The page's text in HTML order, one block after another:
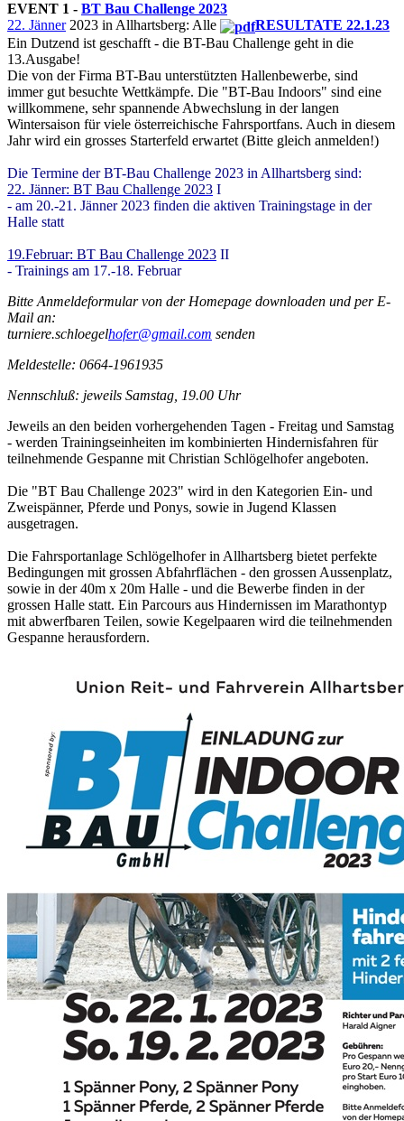
EVENT 1 - BT Bau Challenge 2023
22. Jänner2023 in Allhartsberg: Alle
RESULTATE 22.1.23
Ein Dutzend ist geschafft - die BT-Bau Challenge geht in die
13.Ausgabe!
Die von der Firma BT-Bau unterstützten Hallenbewerbe, sind
immer gut besuchte Wettkämpfe. Die "BT-Bau Indoors" sind eine
willkommene, sehr spannende Abwechslung in der langen
Wintersaison für viele österreichische Fahrsportfans. Auch in diesem
Jahr wird ein grosses Starterfeld erwartet (Bitte gleich anmelden!)
Die Termine der BT-Bau Challenge 2023 in Allhartsberg sind:
22. Jänner: BT Bau Challenge 2023 I
- am 20.-21. Jänner 2023 finden die aktiven Trainingstage in der
Halle statt
19.Februar: BT Bau Challenge 2023 II
- Trainings am 17.-18. Februar
Bitte Anmeldeformular von der Homepage downloaden und per E-
Mail an:
turniere.schloegelhofer@gmail.com senden
Meldestelle: 0664-1961935
Nennschluß: jeweils Samstag, 19.00 Uhr
Jeweils an den beiden vorhergehenden Tagen - Freitag und Samstag
- werden Trainingseinheiten im kombinierten Hindernisfahren für
teilnehmende Gespanne mit Christian Schlögelhofer angeboten.
Die "BT Bau Challenge 2023" wird in den Kategorien Ein- und
Zweispänner, Pferde und Ponys, sowie in Jugend Klassen
ausgetragen.
Die Fahrsportanlage Schlögelhofer in Allhartsberg bietet perfekte
Bedingungen mit grossen Abfahrflächen - den grossen Aussenplatz,
sowie in der 40m x 20m Halle - und die Bewerbe finden in der
grossen Halle statt. Ein Parcours aus Hindernissen im Marathontyp
mit abwerfbaren Teilen, sowie Kegelpaaren wird die teilnehmenden
Gespanne herausfordern.